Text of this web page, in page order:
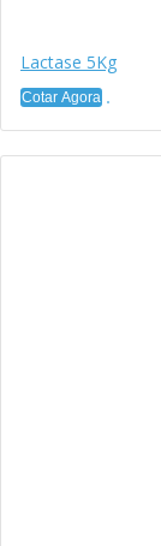
Lactase 5Kg
Cotar Agora